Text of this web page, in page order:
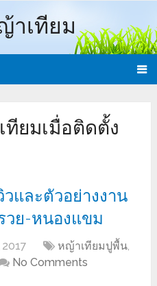
าเทียม
ยมเมื่อติดตั้ง
และตัวอย่างงาน
วย-หนองแขม
หญ้าเทียมปูพื้น,
No Comments